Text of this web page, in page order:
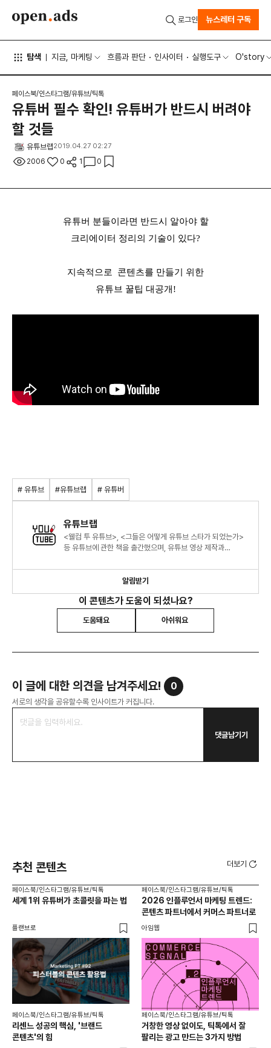
탐색 지금, 마케팅 흐름과 판단 인사이터 실행도구 O'story
로그인 뉴스레터 구독
페이스북/인스타그램/유튜브/틱톡
유튜버 필수 확인! 유튜버가 반드시 버려야
할 것들
유튜브랩2019.04.27 02:27
2006 0 1 0
유튜버 분들이라면 반드시 알아야 할
크리에이터 정리의 기술이 있다?
지속적으로  콘텐츠를 만들기 위한
유튜브 꿀팁 대공개!
# 유튜브 #유튜브랩 # 유튜버
유튜브랩
<웰컴 투 유튜브>, <그들은 어떻게 유튜브 스타가 되었는가>
등 유튜브에 관한 책을 출간했으며, 유튜브 영상 제작과
알림받기
이 콘텐츠가 도움이 되셨나요?
도움돼요 아쉬워요
이 글에 대한 의견을 남겨주세요! 0
서로의 생각을 공유할수록 인사이트가 커집니다.
댓글남기기
추천 콘텐츠 더보기
페이스북/인스타그램/유튜브/틱톡
세계 1위 유튜버가 초콜릿을 파는 법
플랜브로
페이스북/인스타그램/유튜브/틱톡
2026 인플루언서 마케팅 트렌드:
콘텐츠 파트너에서 커머스 파트너로
아임웹
페이스북/인스타그램/유튜브/틱톡
리센느 성공의 핵심, '브랜드
콘텐츠'의 힘
페이스북/인스타그램/유튜브/틱톡
거창한 영상 없이도, 틱톡에서 잘
팔리는 광고 만드는 3가지 방법